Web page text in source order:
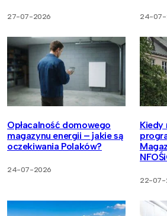
27-07-2026 24-07-
Opłacalność domowego
magazynu energii – jakie są
oczekiwania Polaków?
24-07-2026
Kiedy
22-07-